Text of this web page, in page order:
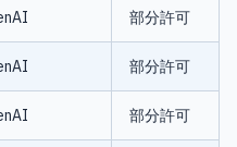
部分許可
部分許可
部分許可